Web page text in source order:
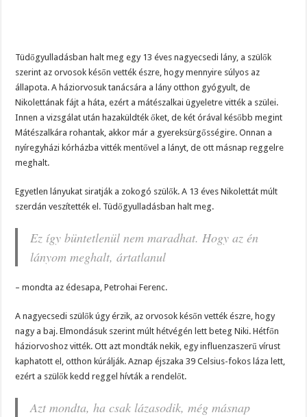
Tüdőgyulladásban halt meg egy 13 éves nagyecsedi lány, a szülők
szerint az orvosok későn vették észre, hogy mennyire súlyos az
állapota. A háziorvosuk tanácsára a lány otthon gyógyult, de
Nikolettának fájt a háta, ezért a mátészalkai ügyeletre vitték a szülei.
Innen a vizsgálat után hazaküldték őket, de két órával később megint
Mátészalkára rohantak, akkor már a gyereksürgősségire. Onnan a
nyíregyházi kórházba vitték mentővel a lányt, de ott másnap reggelre
meghalt.
Egyetlen lányukat siratják a zokogó szülők. A 13 éves Nikolettát múlt
szerdán veszítették el. Tüdőgyulladásban halt meg.
Ez így büntetlenül nem maradhat. Hogy az én
lányom meghalt, ártatlanul
– mondta az édesapa, Petrohai Ferenc.
A nagyecsedi szülők úgy érzik, az orvosok későn vették észre, hogy
nagy a baj. Elmondásuk szerint múlt hétvégén lett beteg Niki. Hétfőn
háziorvoshoz vitték. Ott azt mondták nekik, egy influenzaszerű vírust
kaphatott el, otthon kúrálják. Aznap éjszaka 39 Celsius-fokos láza lett,
ezért a szülők kedd reggel hívták a rendelőt.
Azt mondta, ha csak lázasodik, még másnap